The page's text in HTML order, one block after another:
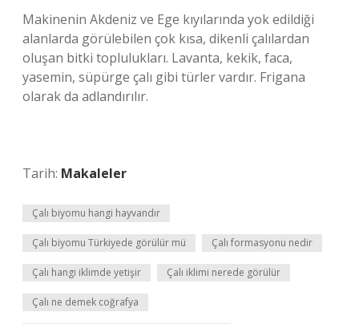
Makinenin Akdeniz ve Ege kıyılarında yok edildiği
alanlarda görülebilen çok kısa, dikenli çalılardan
oluşan bitki toplulukları. Lavanta, kekik, faca,
yasemin, süpürge çalı gibi türler vardır. Frigana
olarak da adlandırılır.
Tarih: Makaleler
Çalı biyomu hangi hayvandır
Çalı biyomu Türkiyede görülür mü Çalı formasyonu nedir
Çalı hangi iklimde yetişir Çalı iklimi nerede görülür
Çalı ne demek coğrafya